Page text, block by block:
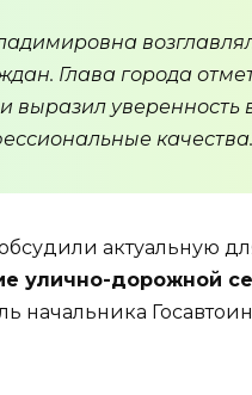
Глава города
выразил уверенность
качества.
актуальную
улично-дорожной
начальника